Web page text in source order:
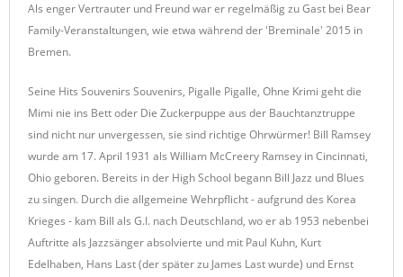
Als enger Vertrauter und Freund war er regelmäßig zu Gast bei Bear
Family-Veranstaltungen, wie etwa während der 'Breminale' 2015 in
Bremen.
Seine Hits Souvenirs Souvenirs, Pigalle Pigalle, Ohne Krimi geht die
Mimi nie ins Bett oder Die Zuckerpuppe aus der Bauchtanztruppe
sind nicht nur unvergessen, sie sind richtige Ohrwürmer! Bill Ramsey
wurde am 17. April 1931 als William McCreery Ramsey in Cincinnati,
Ohio geboren. Bereits in der High School begann Bill Jazz und Blues
zu singen. Durch die allgemeine Wehrpflicht - aufgrund des Korea
Krieges - kam Bill als G.I. nach Deutschland, wo er ab 1953 nebenbei
Auftritte als Jazzsänger absolvierte und mit Paul Kuhn, Kurt
Edelhaben, Hans Last (der später zu James Last wurde) und Ernst